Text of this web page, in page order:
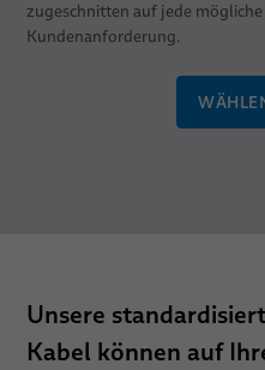
zugeschnitten auf jede
Kundenanforderung.
Unsere
Kabel können auf